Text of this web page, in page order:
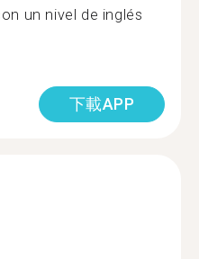
un nivel de inglés
下載APP